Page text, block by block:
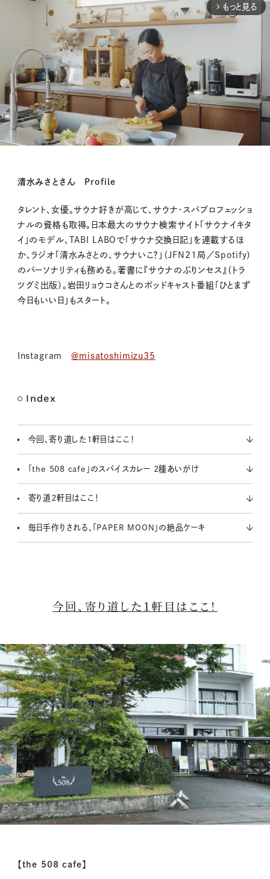
arrow_forward_ios もっと見る
清水みさとさん Profile
タレント、女優。サウナ好きが高じて、サウナ・スパプロフェッショ
ナルの資格も取得。日本最大のサウナ検索サイト「サウナイキタ
イ」のモデル、TABI LABOで「サウナ交換日記」を連載するほ
か、ラジオ「清水みさとの、サウナいこ？」（JFN21局／Spotify）
のパーソナリティも務める。著書に『サウナのぷりンセス』（トラ
ツグミ出版）。岩田リョウコさんとのポッドキャスト番組「ひとまず
今日もいい日」もスタート。
Instagram＠misatoshimizu35
Index
今回、寄り道した１軒目はここ！
「the 508 cafe」のスパイスカレー 2種あいがけ
寄り道２軒目はここ！
毎日手作りされる、「PAPER MOON」の絶品ケーキ
今回、寄り道した１軒目はここ！
【the 508 cafe】